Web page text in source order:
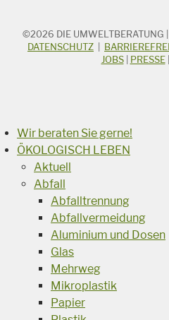
STICHWORTSUCHE
Suchbegriff
©2026 DIE UMWELTBERATUNG
DATENSCHUTZ
JOBS| PRESSE|
Wir beraten Sie gerne!
ÖKOLOGISCH LEBEN
Aktuell
Abfall
Abfalltrennung
Abfallvermeidung
Aluminium und Dosen
Glas
Mehrweg
Mikroplastik
Papier